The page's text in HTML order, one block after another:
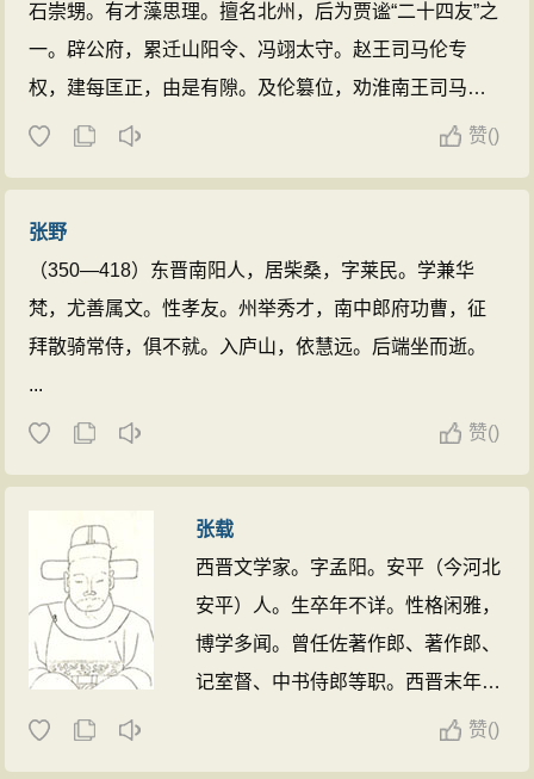
石崇甥。有才藻思理。擅名北州，后为贾谧“二十四友”之
一。辟公府，累迁山阳令、冯翊太守。赵王司马伦专
权，建每匡正，由是有隙。及伦篡位，劝淮南王司马允
诛伦。事泄被杀。临刑作《临终诗》。有《言尽意
赞()
张野
（350—418）东晋南阳人，居柴桑，字莱民。学兼华
梵，尤善属文。性孝友。州举秀才，南中郎府功曹，征
拜散骑常侍，俱不就。入庐山，依慧远。后端坐而逝。
...
赞()
张载
西晋文学家。字孟阳。安平（今河北
安平）人。生卒年不详。性格闲雅，
博学多闻。曾任佐著作郎、著作郎、
记室督、中书侍郎等职。西晋末年世
与其弟张协、张
赞()